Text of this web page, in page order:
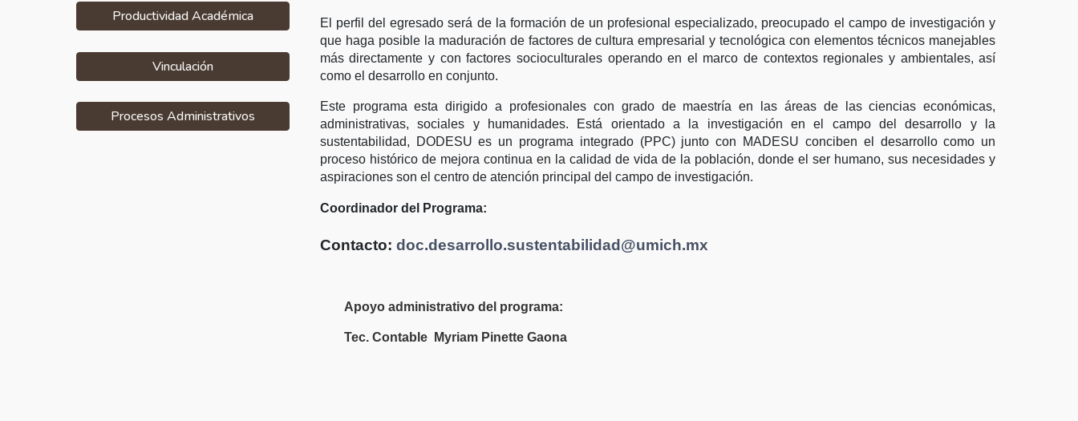
Productividad Académica
Vinculación
Procesos Administrativos
El perfil del egresado será de la formación de un profesional especializado, preocupado el campo de investigación y
que haga posible la maduración de factores de cultura empresarial y tecnológica con elementos técnicos manejables
más directamente y con factores socioculturales operando en el marco de contextos regionales y ambientales, así
como el desarrollo en conjunto.
Este programa esta dirigido a profesionales con grado de maestría en las áreas de las ciencias económicas,
administrativas, sociales y humanidades. Está orientado a la investigación en el campo del desarrollo y la
sustentabilidad, DODESU es un programa integrado (PPC) junto con MADESU conciben el desarrollo como un
proceso histórico de mejora continua en la calidad de vida de la población, donde el ser humano, sus necesidades y
aspiraciones son el centro de atención principal del campo de investigación.
Coordinador del Programa:
Contacto: doc.desarrollo.sustentabilidad@umich.mx
Apoyo administrativo del programa:
Tec. Contable Myriam Pinette Gaona